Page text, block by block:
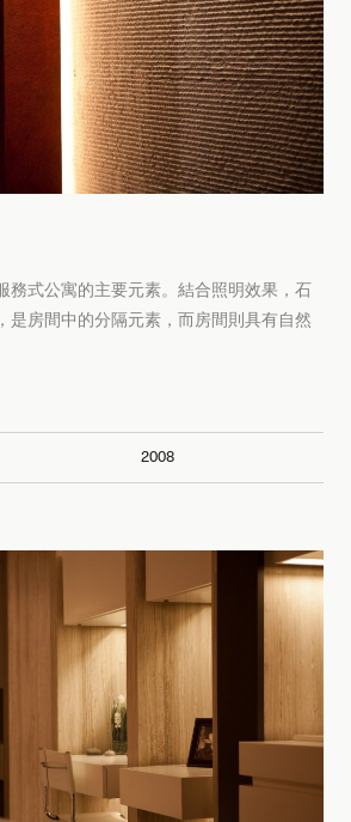
務式公寓的主要元素。結合照明效果，石
是房間中的分隔元素，而房間則具有自然
2008